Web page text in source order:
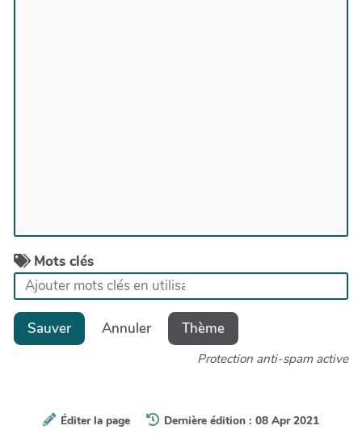
Mots clés
Sauver Annuler Thème
Protection anti-spam active
Éditer la page Dernière édition : 08 Apr 2021